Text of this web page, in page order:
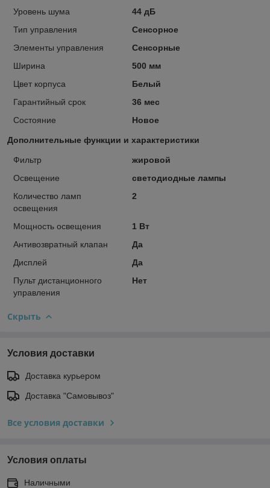
Уровень шума
44 дБ
Тип управления
Сенсорное
Элементы управления
Сенсорные
Ширина
500 мм
Цвет корпуса
Белый
Гарантийный срок
36 мес
Состояние
Новое
Дополнительные функции и характеристики
Фильтр
жировой
Освещение
светодиодные лампы
Количество ламп
освещения
2
Мощность освещения
1 Вт
Антивозвратный клапан
Да
Дисплей
Да
Пульт дистанционного
управления
Нет
Скрыть
Условия доставки
Доставка курьером
Доставка "Самовывоз"
Все условия доставки
Условия оплаты
Наличными